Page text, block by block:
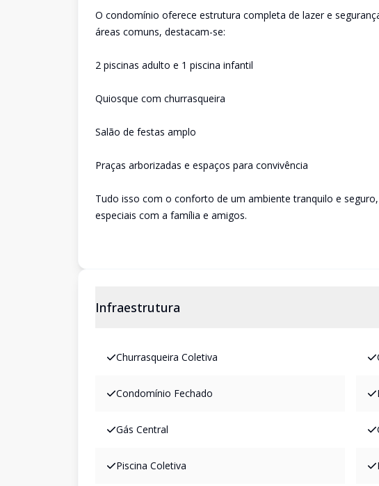
O condomínio oferece estrutura completa de lazer e
áreas comuns, destacam-se:
2 piscinas adulto e 1 piscina infantil
Quiosque com churrasqueira
Salão de festas amplo
Praças arborizadas e espaços para convivência
Tudo isso com o conforto de um ambiente tranquilo e
especiais com a família e amigos.
Infraestrutura
Churrasqueira Coletiva
Condomínio Fechado
Gás Central
Piscina Coletiva